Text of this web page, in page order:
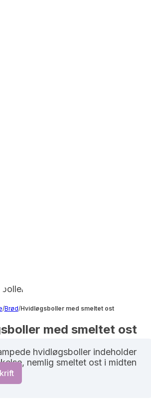
/Brød/Hvidløgsboller med smeltet ost
med smeltet ost
hvidløgsboller indeholder
nemlig smeltet ost i midten